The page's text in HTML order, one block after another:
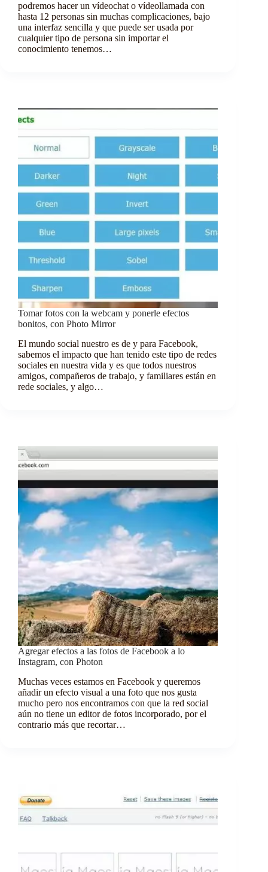
podremos hacer un vídeochat o vídeollamada con
hasta 12 personas sin muchas complicaciones, bajo
una interfaz sencilla y que puede ser usada por
cualquier tipo de persona sin importar el
conocimiento tenemos…
Tomar fotos con la webcam y ponerle efectos
bonitos, con Photo Mirror
El mundo social nuestro es de y para Facebook,
sabemos el impacto que han tenido este tipo de redes
sociales en nuestra vida y es que todos nuestros
amigos, compañeros de trabajo, y familiares están en
rede sociales, y algo…
Agregar efectos a las fotos de Facebook a lo
Instagram, con Photon
Muchas veces estamos en Facebook y queremos
añadir un efecto visual a una foto que nos gusta
mucho pero nos encontramos con que la red social
aún no tiene un editor de fotos incorporado, por el
contrario más que recortar…